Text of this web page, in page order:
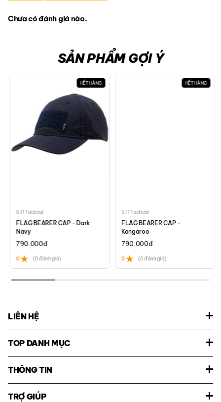
Chưa có đánh giá nào.
SẢN PHẨM GỢI Ý
HẾT HÀNG
5.11 Tactical
FLAG BEARER CAP - Dark
Navy
790.000đ
0 (0 đánh giá)
HẾT HÀNG
5.11 Tactical
FLAG BEARER CAP -
Kangaroo
790.000đ
0 (0 đánh giá)
LIÊN HỆ
TOP DANH MỤC
THÔNG TIN
TRỢ GIÚP